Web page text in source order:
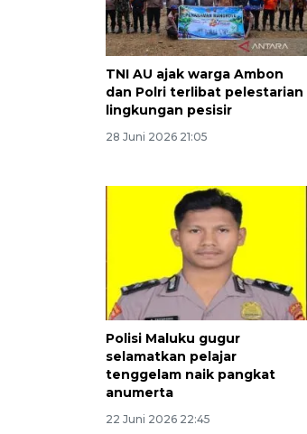
TNI AU ajak warga Ambon
dan Polri terlibat pelestarian
lingkungan pesisir
28 Juni 2026 21:05
Polisi Maluku gugur
selamatkan pelajar
tenggelam naik pangkat
anumerta
22 Juni 2026 22:45